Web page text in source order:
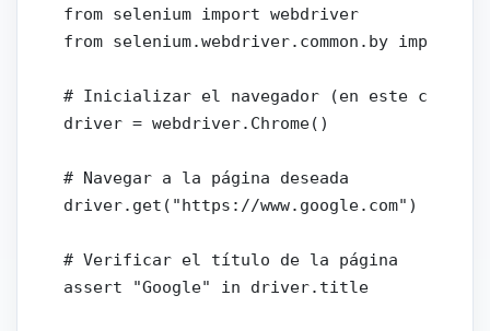
from selenium import webdriver
from selenium.webdriver.common.by import By
# Inicializar el navegador (en este caso,
driver = webdriver.Chrome()
# Navegar a la página deseada
driver.get("https://www.google.com")
# Verificar el título de la página
assert "Google" in driver.title